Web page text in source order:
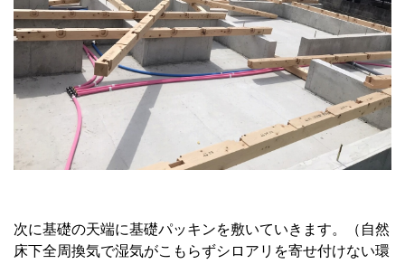
次に基礎の天端に基礎パッキンを敷いていきます。（自然
床下全周換気で湿気がこもらずシロアリを寄せ付けない環